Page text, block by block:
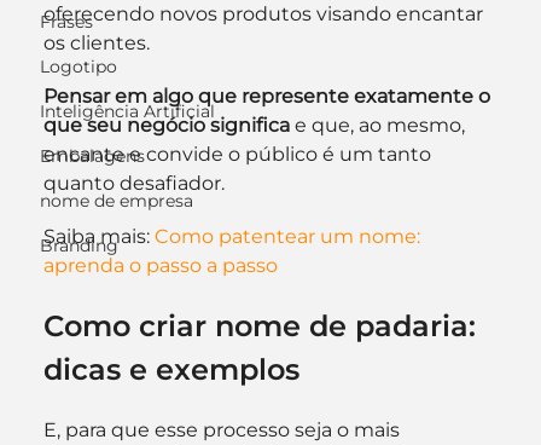
Frases
Logotipo
Inteligência Artificial
Embalagens
nome de empresa
Branding
oferecendo novos produtos visando encantar
os clientes.
Pensar em algo que represente exatamente o
que seu negócio significa e que, ao mesmo,
encante e convide o público é um tanto
quanto desafiador.
Saiba mais: Como patentear um nome:
aprenda o passo a passo
Como criar nome de padaria:
dicas e exemplos
E, para que esse processo seja o mais